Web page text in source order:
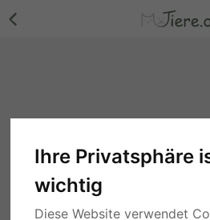
Ihre Privatsphäre
wichtig
Diese Website verwendet